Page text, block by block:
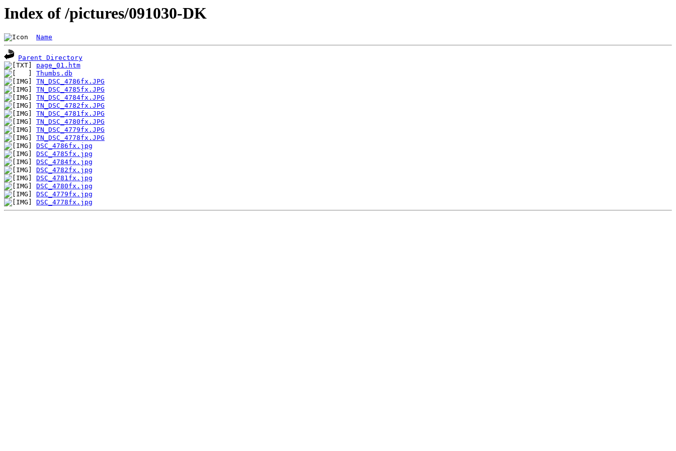
Index of /pictures/091030-DK
Name
Parent Directory
page_01.htm
Thumbs.db
TN_DSC_4786fx.JPG
TN_DSC_4785fx.JPG
TN_DSC_4784fx.JPG
TN_DSC_4782fx.JPG
TN_DSC_4781fx.JPG
TN_DSC_4780fx.JPG
TN_DSC_4779fx.JPG
TN_DSC_4778fx.JPG
DSC_4786fx.jpg
DSC_4785fx.jpg
DSC_4784fx.jpg
DSC_4782fx.jpg
DSC_4781fx.jpg
DSC_4780fx.jpg
DSC_4779fx.jpg
DSC_4778fx.jpg